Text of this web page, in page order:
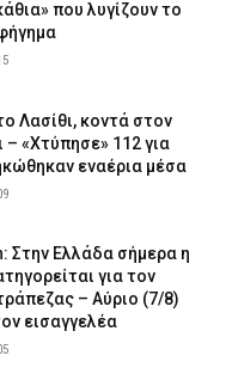
που έκλεβαν ρούχα από
ανακλήθηκαν οι
γραμμής λόγω
που λυγίζουν το
Λασίθι, κοντά στον
– «Χτύπησε» 112 για
εναέρια μέσα
Στην Ελλάδα σήμερα η
για τον
– Αύριο (7/8)
εισαγγελέα